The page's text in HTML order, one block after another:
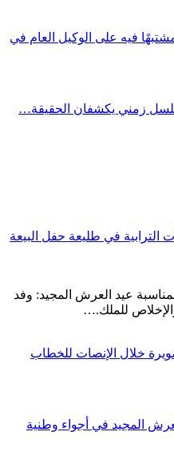
فيه على الوكيل العام في
زمني يكشفان الحقيقة…
في طليعة حفل البيعة
عيد العرش المجيد: وفد
للملك.…
خلال الإنصات للخطاب
بالذكرى الـ27 لعيد العرش المجيد في أجواء وطنية